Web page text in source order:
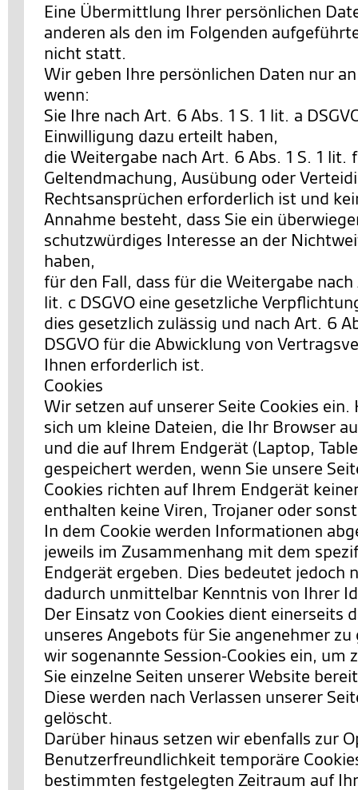
Eine Übermittlung Ihrer persönlichen
anderen als den im Folgenden
nicht statt.
Wir geben Ihre persönlichen Daten nur
wenn:
Sie Ihre nach Art. 6 Abs. 1 S. 1 lit. a
Einwilligung dazu erteilt haben,
die Weitergabe nach Art. 6 Abs. 1 S. 1 lit.
Geltendmachung, Ausübung oder
Rechtsansprüchen erforderlich ist und
Annahme besteht, dass Sie ein
schutzwürdiges Interesse an der
haben,
für den Fall, dass für die Weitergabe nach
lit. c DSGVO eine gesetzliche
dies gesetzlich zulässig und nach Art. 6
DSGVO für die Abwicklung von
Ihnen erforderlich ist.
Cookies
Wir setzen auf unserer Seite Cookies ein.
sich um kleine Dateien, die Ihr Browser
und die auf Ihrem Endgerät (Laptop,
gespeichert werden, wenn Sie unsere
Cookies richten auf Ihrem Endgerät
enthalten keine Viren, Trojaner oder
In dem Cookie werden Informationen
jeweils im Zusammenhang mit dem
Endgerät ergeben. Dies bedeutet jedoch
dadurch unmittelbar Kenntnis von Ihrer
Der Einsatz von Cookies dient einerseits
unseres Angebots für Sie angenehmer
wir sogenannte Session-Cookies ein, um
Sie einzelne Seiten unserer Website
Diese werden nach Verlassen unserer
gelöscht.
Darüber hinaus setzen wir ebenfalls zur
Benutzerfreundlichkeit temporäre
bestimmten festgelegten Zeitraum auf